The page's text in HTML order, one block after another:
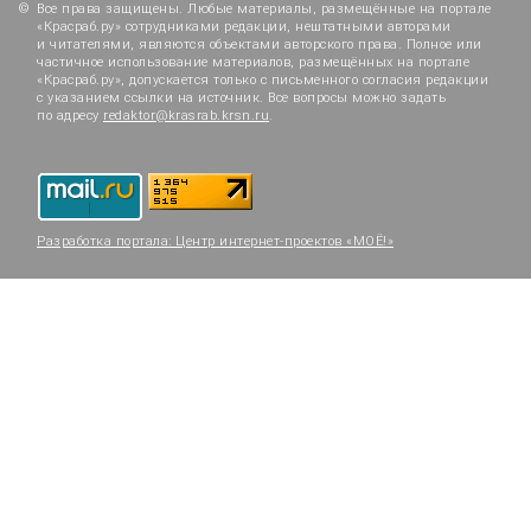
Все права защищены. Любые материалы, размещённые на портале
«Красраб.ру» сотрудниками редакции, нештатными авторами
и читателями, являются объектами авторского права. Полное или
частичное использование материалов, размещённых на портале
«Красраб.ру», допускается только с письменного согласия редакции
с указанием ссылки на источник. Все вопросы можно задать
по адресу redaktor@krasrab.krsn.ru.
Разработка портала: Центр интернет-проектов «МОЁ!»